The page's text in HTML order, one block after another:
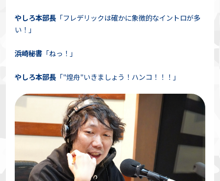
やしろ本部長「フレデリックは確かに象徴的なイントロが多
い！」
浜崎秘書「ねっ！」
やしろ本部長「"煌舟"いきましょう！ハンコ！！！」